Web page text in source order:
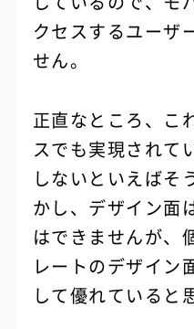
クセスするユーザ
せん。
正直なところ、こ
スでも実現されて
しないといえばそ
かし、デザイン面
はできませんが、
レートのデザイン
して優れていると